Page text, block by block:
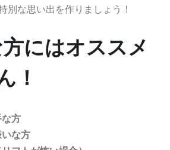
別な思い出を作りましょう！
にはオススメ
！
方
な方